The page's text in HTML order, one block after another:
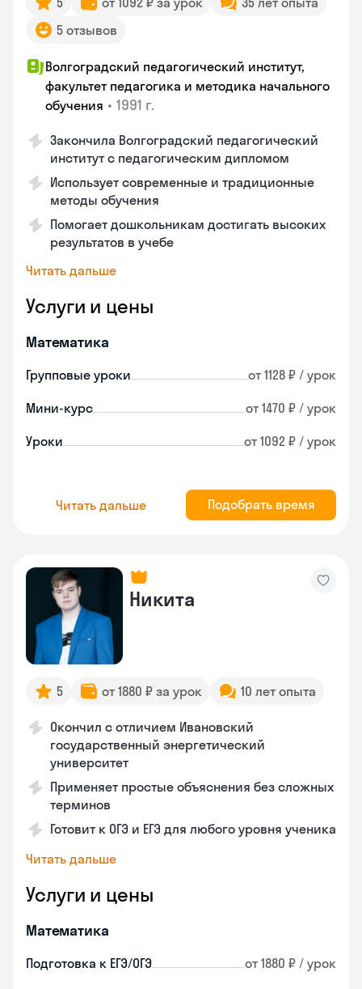
5 отзывов
Волгоградский педагогический институт,
факультет педагогика и методика начального
обучения • 1991 г.
Закончила Волгоградский педагогический
институт с педагогическим дипломом
Использует современные и традиционные
методы обучения
Помогает дошкольникам достигать высоких
результатов в учебе
Читать дальше
Услуги и цены
Математика
Групповые уроки от 1128 ₽ / урок
Мини-курс от 1470 ₽ / урок
Уроки от 1092 ₽ / урок
Читать дальше Подобрать время
Никита
5 от 1880 ₽ за урок 10 лет опыта
Окончил с отличием Ивановский
государственный энергетический
университет
Применяет простые объяснения без сложных
терминов
Готовит к ОГЭ и ЕГЭ для любого уровня ученика
Читать дальше
Услуги и цены
Математика
Подготовка к ЕГЭ/ОГЭ от 1880 ₽ / урок